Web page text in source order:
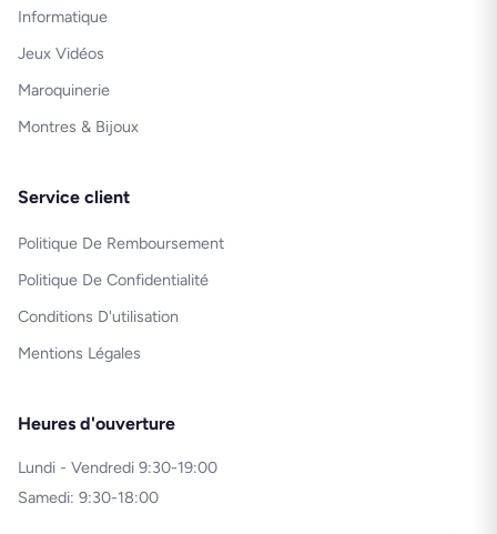
Informatique
Jeux Vidéos
Maroquinerie
Montres & Bijoux
Service client
Politique De Remboursement
Politique De Confidentialité
Conditions D'utilisation
Mentions Légales
Heures d'ouverture
Lundi - Vendredi 9:30-19:00
Samedi: 9:30-18:00